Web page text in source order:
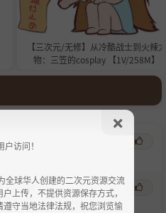
【三次元/无修】从冷酷战士到火辣尤
物：三笠的cosplay 【1V/258M】
2个月前
访问！
全球华人创建的二次元资源交流
上传，不提供资源保存方式，
守当地法律法规，祝您浏览愉